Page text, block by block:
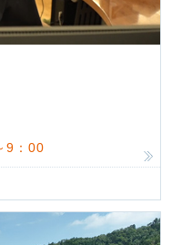
9：00